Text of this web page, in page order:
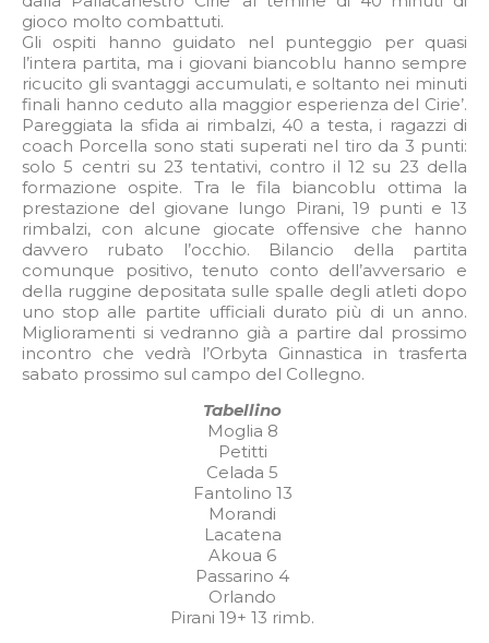
gioco molto combattuti.
Gli ospiti hanno guidato nel punteggio per quasi
l’intera partita, ma i giovani biancoblu hanno sempre
ricucito gli svantaggi accumulati, e soltanto nei minuti
finali hanno ceduto alla maggior esperienza del Cirie’.
Pareggiata la sfida ai rimbalzi, 40 a testa, i ragazzi di
coach Porcella sono stati superati nel tiro da 3 punti:
solo 5 centri su 23 tentativi, contro il 12 su 23 della
formazione ospite. Tra le fila biancoblu ottima la
prestazione del giovane lungo Pirani, 19 punti e 13
rimbalzi, con alcune giocate offensive che hanno
davvero rubato l’occhio. Bilancio della partita
comunque positivo, tenuto conto dell’avversario e
della ruggine depositata sulle spalle degli atleti dopo
uno stop alle partite ufficiali durato più di un anno.
Miglioramenti si vedranno già a partire dal prossimo
incontro che vedrà l’Orbyta Ginnastica in trasferta
sabato prossimo sul campo del Collegno.
Tabellino
Moglia 8
Petitti
Celada 5
Fantolino 13
Morandi
Lacatena
Akoua 6
Passarino 4
Orlando
Pirani 19+ 13 rimb.